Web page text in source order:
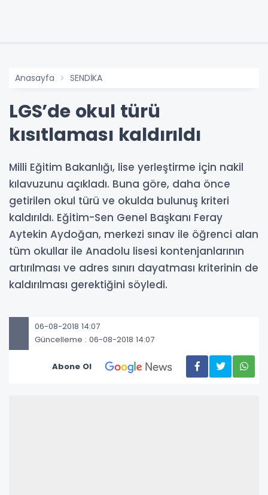
Anasayfa SENDİKA
LGS’de okul türü
kısıtlaması kaldırıldı
Milli Eğitim Bakanlığı, lise yerleştirme için nakil
kılavuzunu açıkladı. Buna göre, daha önce
getirilen okul türü ve okulda bulunuş kriteri
kaldırıldı. Eğitim-Sen Genel Başkanı Feray
Aytekin Aydoğan, merkezi sınav ile öğrenci alan
tüm okullar ile Anadolu lisesi kontenjanlarının
artırılması ve adres sınırı dayatması kriterinin de
kaldırılması gerektiğini söyledi.
06-08-2018 14:07
Güncelleme : 06-08-2018 14:07
Abone Ol